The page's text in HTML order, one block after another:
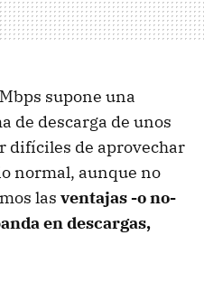
supone una
de descarga de unos
difíciles de aprovechar
normal, aunque no
las ventajas -o no-
en descargas,